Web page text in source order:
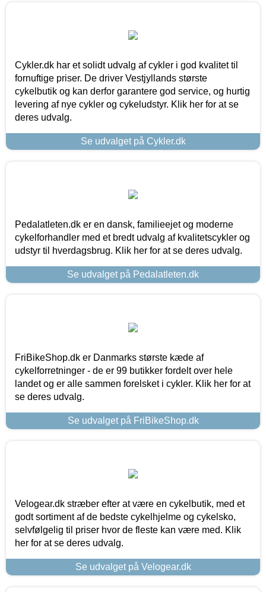
Cykler.dk har et solidt udvalg af cykler i god kvalitet til
fornuftige priser. De driver Vestjyllands største
cykelbutik og kan derfor garantere god service, og hurtig
levering af nye cykler og cykeludstyr. Klik her for at se
deres udvalg.
Se udvalget på Cykler.dk
Pedalatleten.dk er en dansk, familieejet og moderne
cykelforhandler med et bredt udvalg af kvalitetscykler og
udstyr til hverdagsbrug. Klik her for at se deres udvalg.
Se udvalget på Pedalatleten.dk
FriBikeShop.dk er Danmarks største kæde af
cykelforretninger - de er 99 butikker fordelt over hele
landet og er alle sammen forelsket i cykler. Klik her for at
se deres udvalg.
Se udvalget på FriBikeShop.dk
Velogear.dk stræber efter at være en cykelbutik, med et
godt sortiment af de bedste cykelhjelme og cykelsko,
selvfølgelig til priser hvor de fleste kan være med. Klik
her for at se deres udvalg.
Se udvalget på Velogear.dk